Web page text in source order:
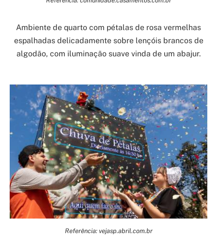
Ambiente de quarto com pétalas de rosa vermelhas
espalhadas delicadamente sobre lençóis brancos de
algodão, com iluminação suave vinda de um abajur.
Referência: vejasp.abril.com.br